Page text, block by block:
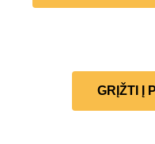
GRĮŽTI Į